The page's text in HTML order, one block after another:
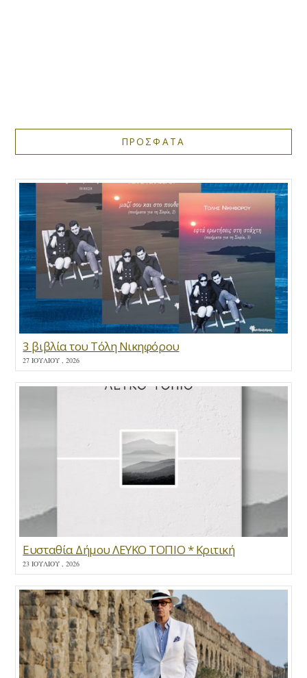
ΠΡΟΣΦΑΤΑ
3 βιβλία του Τόλη Νικηφόρου
27 ΙΟΥΛΊΟΥ , 2026
Ευσταθία Δήμου ΛΕΥΚΟ ΤΟΠΙΟ * Κριτική
23 ΙΟΥΛΊΟΥ , 2026